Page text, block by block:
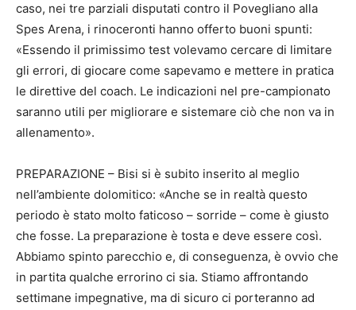
caso, nei tre parziali disputati contro il Povegliano alla
Spes Arena, i rinoceronti hanno offerto buoni spunti:
«Essendo il primissimo test volevamo cercare di limitare
gli errori, di giocare come sapevamo e mettere in pratica
le direttive del coach. Le indicazioni nel pre-campionato
saranno utili per migliorare e sistemare ciò che non va in
allenamento».
PREPARAZIONE – Bisi si è subito inserito al meglio
nell’ambiente dolomitico: «Anche se in realtà questo
periodo è stato molto faticoso – sorride – come è giusto
che fosse. La preparazione è tosta e deve essere così.
Abbiamo spinto parecchio e, di conseguenza, è ovvio che
in partita qualche errorino ci sia. Stiamo affrontando
settimane impegnative, ma di sicuro ci porteranno ad